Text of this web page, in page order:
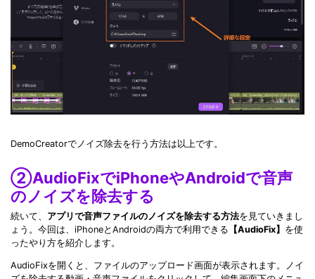
DemoCreatorでノイズ除去を行う方法は以上です。
②AudioFixでiPhoneやAndroidで音声
のノイズを除去する
続いて、 アプリで音声ファイルのノイズを除去する方法を見ていきまし
ょう。今回は、iPhoneとAndroidの両方で利用できる 【AudioFix】 を使
ったやり方を紹介します。
AudioFixを開くと、ファイルのアップロード画面が表示されます。ノイ